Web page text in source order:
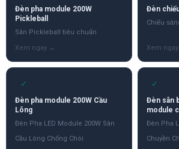
Đèn pha module 200W
Pickleball
Sân Pickleball tiêu chuẩn
Đèn
Chiếu
✓
Đèn pha module 200W Cầu
Lông
Đèn Pha LED Module 200W Sân
Cầu Lông Chống Chói
✓
Đèn sân
module
Đèn Pha
Chuyền